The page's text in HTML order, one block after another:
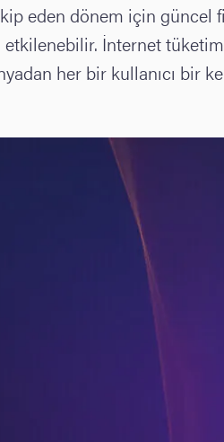
eden dönem için güncel
İnternet
her bir kullanıcı bir